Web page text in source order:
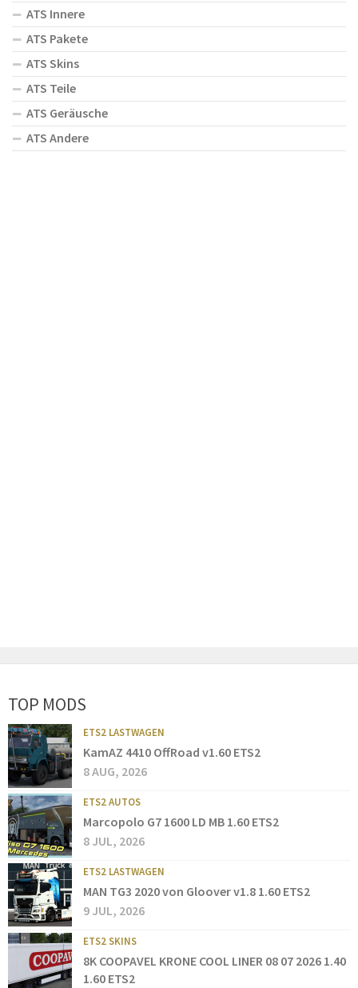
ATS Innere
ATS Pakete
ATS Skins
ATS Teile
ATS Geräusche
ATS Andere
TOP MODS
ETS2 LASTWAGEN
KamAZ 4410 OffRoad v1.60 ETS2
8 AUG, 2026
ETS2 AUTOS
Marcopolo G7 1600 LD MB 1.60 ETS2
8 JUL, 2026
ETS2 LASTWAGEN
MAN TG3 2020 von Gloover v1.8 1.60 ETS2
9 JUL, 2026
ETS2 SKINS
8K COOPAVEL KRONE COOL LINER 08 07 2026 1.40
1.60 ETS2